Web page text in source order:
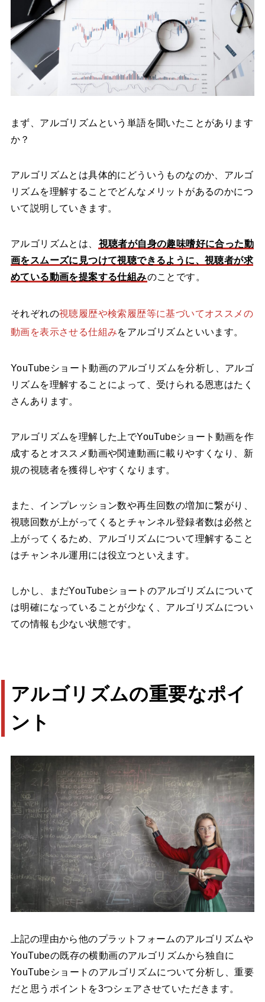
まず、アルゴリズムという単語を聞いたことがあります
か？
アルゴリズムとは具体的にどういうものなのか、アルゴ
リズムを理解することでどんなメリットがあるのかにつ
いて説明していきます。
アルゴリズムとは、 視聴者が自身の趣味嗜好に合った動
画をスムーズに見つけて視聴できるように、視聴者が求
めている動画を提案する仕組みのことです。
それぞれの視聴履歴や検索履歴等に基づいてオススメの
動画を表示させる仕組みをアルゴリズムといいます。
YouTubeショート動画のアルゴリズムを分析し、アルゴ
リズムを理解することによって、受けられる恩恵はたく
さんあります。
アルゴリズムを理解した上でYouTubeショート動画を作
成するとオススメ動画や関連動画に載りやすくなり、新
規の視聴者を獲得しやすくなります。
また、インプレッション数や再生回数の増加に繋がり、
視聴回数が上がってくるとチャンネル登録者数は必然と
上がってくるため、アルゴリズムについて理解すること
はチャンネル運用には役立つといえます。
しかし、まだYouTubeショートのアルゴリズムについて
は明確になっていることが少なく、アルゴリズムについ
ての情報も少ない状態です。
アルゴリズムの重要なポイ
ント
上記の理由から他のプラットフォームのアルゴリズムや
YouTubeの既存の横動画のアルゴリズムから独自に
YouTubeショートのアルゴリズムについて分析し、重要
だと思うポイントを3つシェアさせていただきます。